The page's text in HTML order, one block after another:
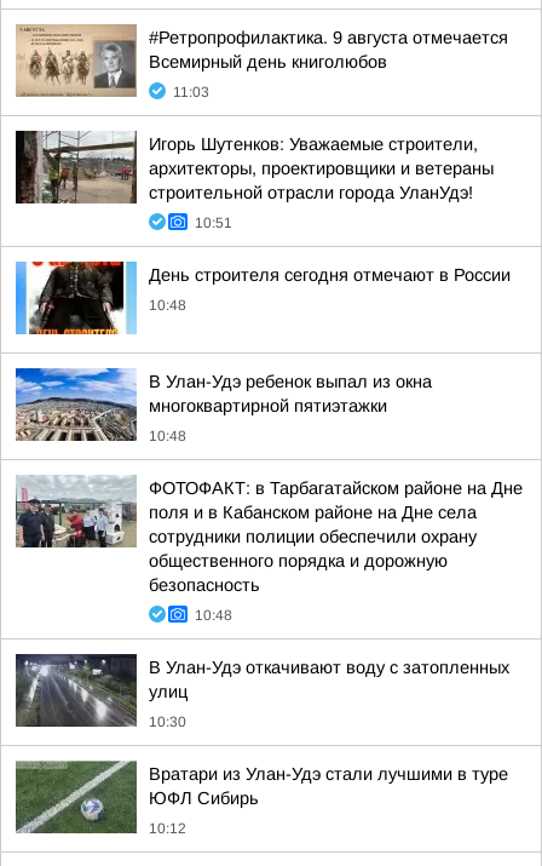
#Ретропрофилактика. 9 августа отмечается
Всемирный день книголюбов
11:03
Игорь Шутенков: Уважаемые строители,
архитекторы, проектировщики и ветераны
строительной отрасли города УланУдэ!
10:51
День строителя сегодня отмечают в России
10:48
В Улан-Удэ ребенок выпал из окна
многоквартирной пятиэтажки
10:48
ФОТОФАКТ: в Тарбагатайском районе на Дне
поля и в Кабанском районе на Дне села
сотрудники полиции обеспечили охрану
общественного порядка и дорожную
безопасность
10:48
В Улан-Удэ откачивают воду с затопленных
улиц
10:30
Вратари из Улан-Удэ стали лучшими в туре
ЮФЛ Сибирь
10:12